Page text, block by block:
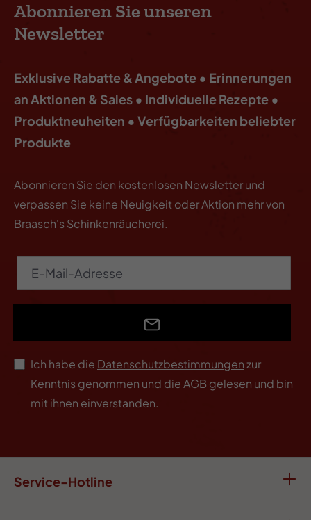
Abonnieren Sie unseren
Newsletter
Exklusive Rabatte & Angebote • Erinnerungen
an Aktionen & Sales • Individuelle Rezepte •
Produktneuheiten • Verfügbarkeiten beliebter
Produkte
Abonnieren Sie den kostenlosen Newsletter und
verpassen Sie keine Neuigkeit oder Aktion mehr von
Braasch's Schinkenräucherei.
Ich habe die Datenschutzbestimmungenzur
Kenntnis genommen und dieAGB gelesen und bin
mit ihnen einverstanden.
Service-Hotline